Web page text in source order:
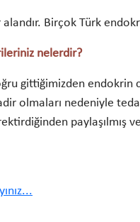
Birçok Türk
nelerdir?
gittiğimizden
olmaları nedeniyle
paylaşılmış